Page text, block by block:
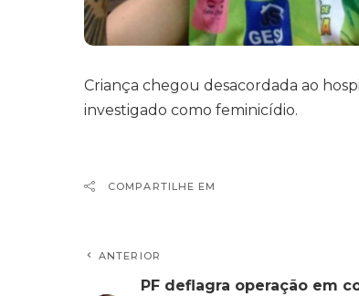
Criança chegou desacordada ao
investigado como feminicídio.
COMPARTILHE EM
ANTERIOR
PF deflagra operação em